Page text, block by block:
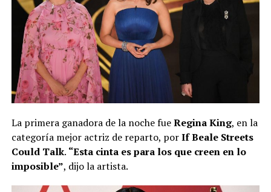
La primera ganadora de la noche fueRegina King, en la
categoría mejor actriz de reparto, porIf Beale Streets
Could Talk. “Esta cinta es para los que creen en lo
imposible”, dijo la artista.